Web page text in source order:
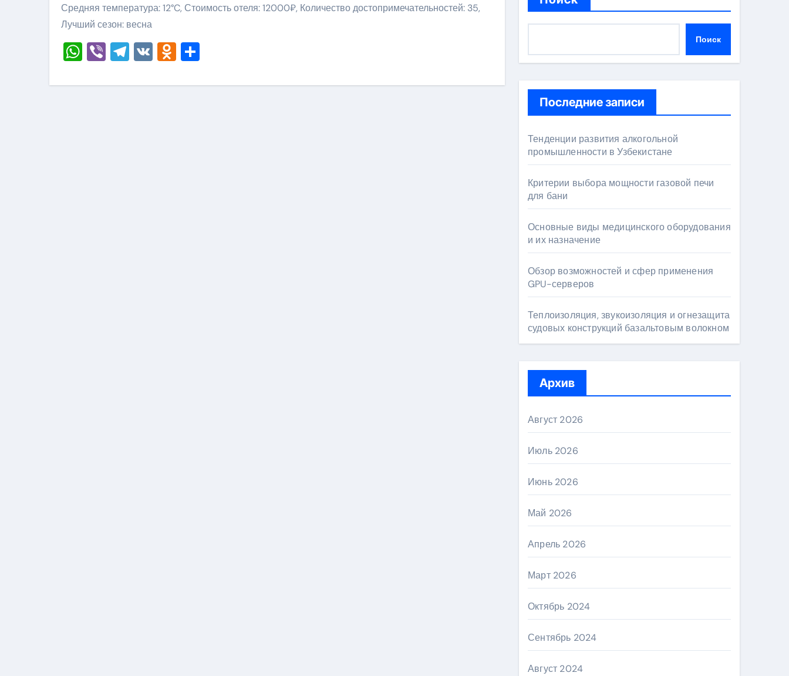
Средняя температура: 12°C, Стоимость отеля: 12000₽, Количество достопримечательностей: 35,
Лучший сезон: весна
WhatsApp
ViberTelegram
VKOdnoklassniki Поиск
Последние записи
Тенденции развития алкогольной
промышленности в Узбекистане
Критерии выбора мощности газовой печи
для бани
Основные виды медицинского оборудования
и их назначение
Обзор возможностей и сфер применения
GPU-серверов
Теплоизоляция, звукоизоляция и огнезащита
судовых конструкций базальтовым волокном
Архив
Август 2026
Июль 2026
Июнь 2026
Май 2026
Апрель 2026
Март 2026
Октябрь 2024
Сентябрь 2024
Август 2024